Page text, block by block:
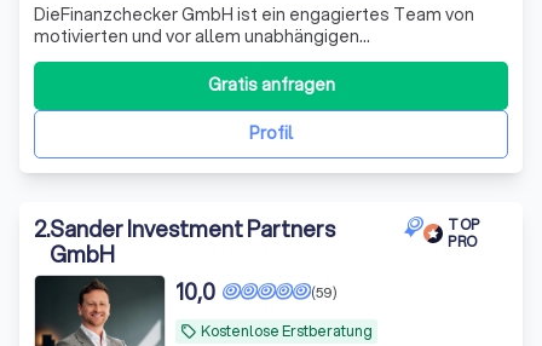
DieFinanzchecker GmbH ist ein engagiertes Team von
motivierten und vor allem unabhängigen
Finanz-/Versicherungsmaklern aus dem Münsterland. Seit
2012 bieten wir unseren Kunden individuelle und
zielorientierte Produkte an, wobei wir den Fokus auf
Transparenz und Verständlichkeit setzen. Wir sind uns
Profil
Gratis anfragen
2.Sander Investment Partners
GmbH
TOP
PRO
local_offer Kostenlose Erstberatung
(59)
10,0